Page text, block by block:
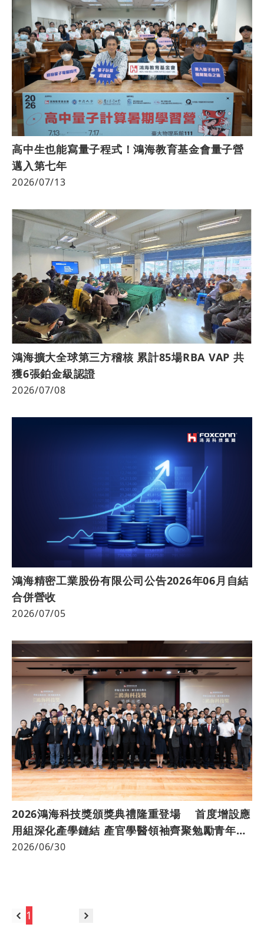
高中生也能寫量子程式！鴻海教育基金會量子營
邁入第七年
2026/07/13
鴻海擴大全球第三方稽核 累計85場RBA VAP 共
獲6張鉑金級認證
2026/07/08
鴻海精密工業股份有限公司公告2026年06月自結
合併營收
2026/07/05
2026鴻海科技獎頒獎典禮隆重登場 首度增設應
用組深化產學鏈結 產官學醫領袖齊聚勉勵青年研
究者
2026/06/30
1